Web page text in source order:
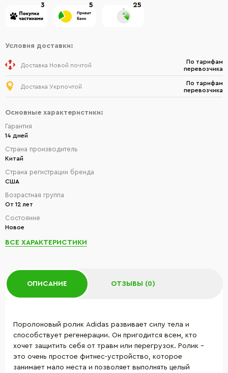
3 5 25
Условия доставки:
Доставка Новой почтой
По тарифам
перевозчика
Доставка Укрпочтой
По тарифам
перевозчика
Основные характеристики:
Гарантия
14 дней
Страна производитель
Китай
Страна регистрации бренда
США
Возрастная группа
От 12 лет
Состояние
Новое
ВСЕ ХАРАКТЕРИСТИКИ
ОПИСАНИЕ ОТЗЫВЫ (0)
Поролоновый ролик Adidas развивает силу тела и
способствует регенерации. Он пригодится всем, кто
хочет защитить себя от травм или перегрузок. Ролик -
это очень простое фитнес-устройство, которое
занимает мало места и позволяет выполнять целый